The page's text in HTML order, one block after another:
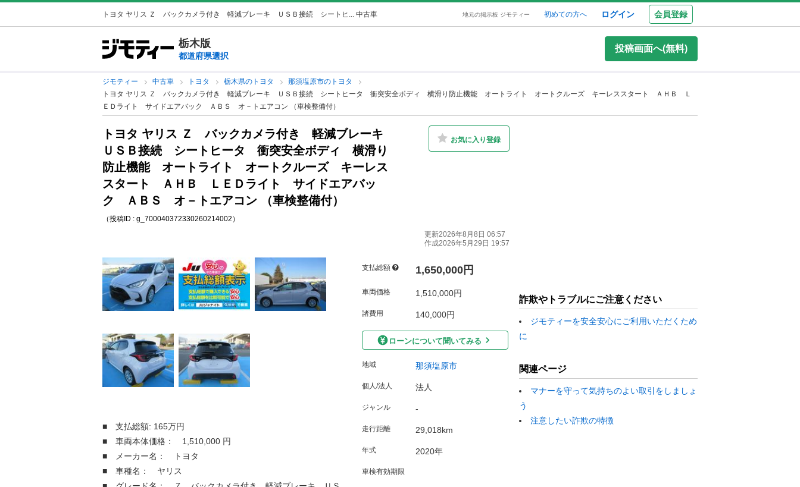
トヨタ ヤリス Ｚ バックカメラ付き 軽減ブレーキ ＵＳＢ接続 シートヒ... 中古車 地元の掲示板 ジモティー 初めての方へ ログイン 会員登録
栃木版
都道府県選択
投稿画面へ(無料)
ジモティー 中古車 トヨタ 栃木県のトヨタ
那須塩原市のトヨタ
トヨタ ヤリス Ｚ バックカメラ付き 軽減ブレーキ ＵＳＢ接続 シートヒータ 衝突安全ボディ 横滑り防止機能 オートライト オートクルーズ キーレススタート ＡＨＢ Ｌ
ＥＤライト サイドエアバック ＡＢＳ オ－トエアコン （車検整備付）
トヨタ ヤリス Ｚ バックカメラ付き 軽減ブレーキ
ＵＳＢ接続 シートヒータ 衝突安全ボディ 横滑り
防止機能 オートライト オートクルーズ キーレス
スタート ＡＨＢ ＬＥＤライト サイドエアバッ
ク ＡＢＳ オ－トエアコン （車検整備付）
（投稿ID : g_700040372330260214002）
お気に入り登録
更新2026年8月8日 06:57
作成2026年5月29日 19:57
■ 支払総額: 165万円
■ 車両本体価格： 1,510,000 円
■ メーカー名： トヨタ
■ 車種名： ヤリス
支払総額 1,650,000円
車両価格 1,510,000円
諸費用 140,000円
ローンについて聞いてみる
地域 那須塩原市
個人/法人 法人
ジャンル -
走行距離 29,018km
年式 2020年
車検有効期限
詐欺やトラブルにご注意ください
ジモティーを安全安心にご利用いただくため
に
関連ページ
マナーを守って気持ちのよい取引をしましょ
う
注意したい詐欺の特徴